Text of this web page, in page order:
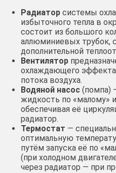
Радиатор системы
избыточного тепла в
состоит из большого
аллюминиевых трубок,
дополнительной
Вентилятор
охлаждающего эффекта
потока воздуха.
Водяной насос (помпа)
жидкость по «малому»
обеспечивая её
радиатор.
Термостат —
оптимальную
путём запуска её по
(при холодном
через радиатор — при